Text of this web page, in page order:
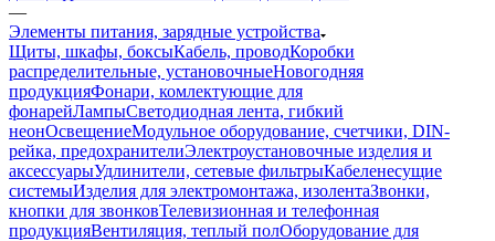
—
Элементы питания, зарядные устройства
Щиты, шкафы, боксыКабель, проводКоробки
распределительные, установочныеНовогодняя
продукцияФонари, комлектующие для
фонарейЛампыСветодиодная лента, гибкий
неонОсвещениеМодульное оборудование, счетчики, DIN-
рейка, предохранителиЭлектроустановочные изделия и
аксессуарыУдлинители, сетевые фильтрыКабеленесущие
системыИзделия для электромонтажа, изолентаЗвонки,
кнопки для звонковТелевизионная и телефонная
продукцияВентиляция, теплый полОборудование для